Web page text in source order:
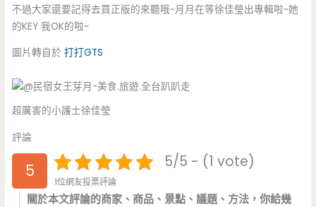
不過大家還要記得去買正版的來聽哦~月月在等徐佳瑩出專輯啦~她
的KEY 我OK的啦~
圖片轉自於打打GTS
超厲害的小護士徐佳瑩
評論
5 5/5 - (1 vote)
1位網友投票評論
關於本文評論的商家、商品、景點、議題、方法，你給幾